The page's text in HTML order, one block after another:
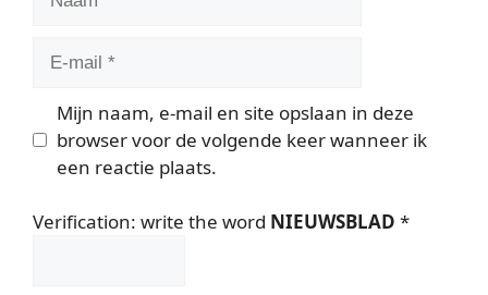
Mijn naam, e-mail en site opslaan in deze
browser voor de volgende keer wanneer ik
een reactie plaats.
Verification: write the word NIEUWSBLAD *